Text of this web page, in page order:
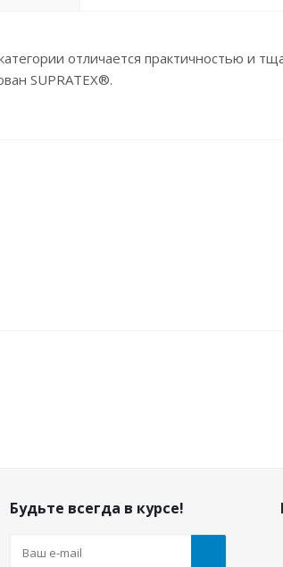
отличается практичностью и
SUPRATEX®.
Будьте всегда в курсе!